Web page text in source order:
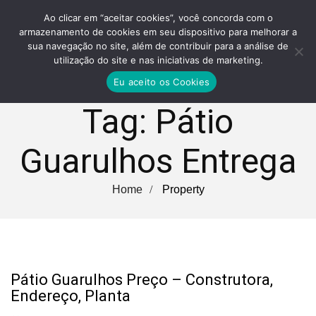
Tag: Pátio
Guarulhos Entrega
Home Property
Pátio Guarulhos Preço – Construtora,
Endereço, Planta
Ao clicar em “aceitar cookies”, você concorda com o
armazenamento de cookies em seu dispositivo para melhorar a
sua navegação no site, além de contribuir para a análise de
utilização do site e nas iniciativas de marketing.
Eu aceito os Cookies